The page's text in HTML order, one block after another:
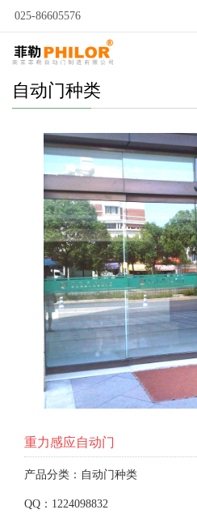
025-86605576
自动门种类
重力感应自动门
产品分类：自动门种类
QQ：1224098832